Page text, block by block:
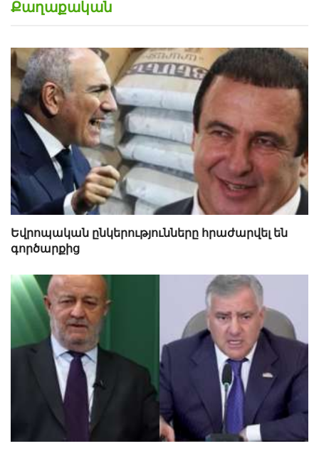
Քաղաքական
Եվրոպական ընկերությունները հրաժարվել են
գործարքից